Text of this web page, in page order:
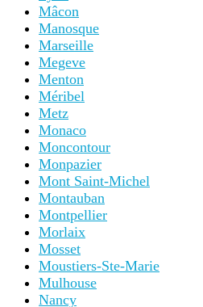
Mâcon
Manosque
Marseille
Megeve
Menton
Méribel
Metz
Monaco
Moncontour
Monpazier
Mont Saint-Michel
Montauban
Montpellier
Morlaix
Mosset
Moustiers-Ste-Marie
Mulhouse
Nancy